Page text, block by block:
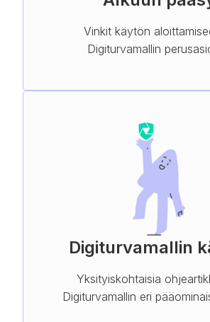
Vinkit käytön
Digiturvamallin
Digiturvamallin
Yksityiskohtaisia
Digiturvamallin eri